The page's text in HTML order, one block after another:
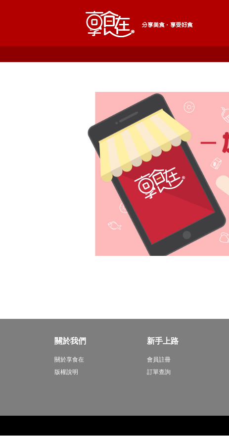
關於我們
關於享食在
版權說明
新手上路
會員註冊
訂單查詢